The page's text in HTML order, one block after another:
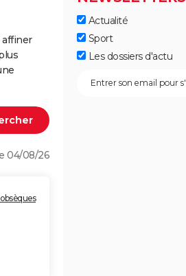
affiner
04/08/26
Actualité
Sport
Les dossiers d'actu